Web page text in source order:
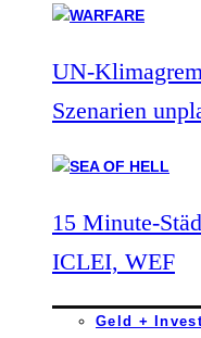
UN-
Szenarien
15 Minute-
ICLEI, WEF
Geld +